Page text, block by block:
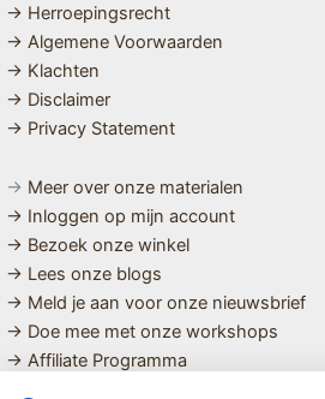
→ Herroepingsrecht
→ Algemene Voorwaarden
→ Klachten
→ Disclaimer
→ Privacy Statement
→ Meer over onze materialen
→ Inloggen op mijn account
→ Bezoek onze winkel
→ Lees onze blogs
→ Meld je aan voor onze nieuwsbrief
→ Doe mee met onze workshops
→ Affiliate Programma